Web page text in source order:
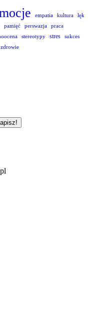
empatia kultura
lęk
pamięć perswazja
praca
stereotypy stres sukces
zdrowie